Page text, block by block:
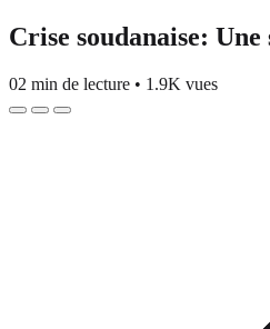
Crise soudanaise:
02 min de lecture • 1.9K vues